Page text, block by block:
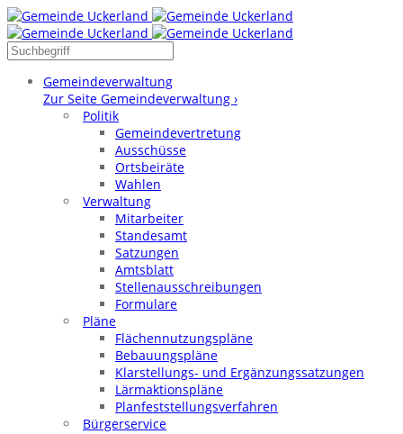
Gemeindeverwaltung
Zur Seite Gemeindeverwaltung ›
Politik
Gemeindevertretung
Ausschüsse
Ortsbeiräte
Wahlen
Verwaltung
Mitarbeiter
Standesamt
Satzungen
Amtsblatt
Stellenausschreibungen
Formulare
Pläne
Flächennutzungspläne
Bebauungspläne
Klarstellungs- und Ergänzungssatzungen
Lärmaktionspläne
Planfeststellungsverfahren
Bürgerservice